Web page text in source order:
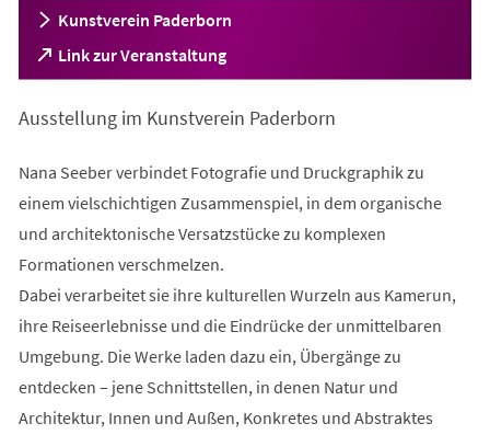
Kunstverein Paderborn
Link zur Veranstaltung
(Öffnet
in
neuen
Ausstellung im Kunstverein Paderborn
Nana Seeber verbindet Fotografie und Druckgraphik zu
einem vielschichtigen Zusammenspiel, in dem organische
und architektonische Versatzstücke zu komplexen
Formationen verschmelzen.
Dabei verarbeitet sie ihre kulturellen Wurzeln aus Kamerun,
ihre Reiseerlebnisse und die Eindrücke der unmittelbaren
Umgebung. Die Werke laden dazu ein, Übergänge zu
entdecken – jene Schnittstellen, in denen Natur und
Architektur, Innen und Außen, Konkretes und Abstraktes